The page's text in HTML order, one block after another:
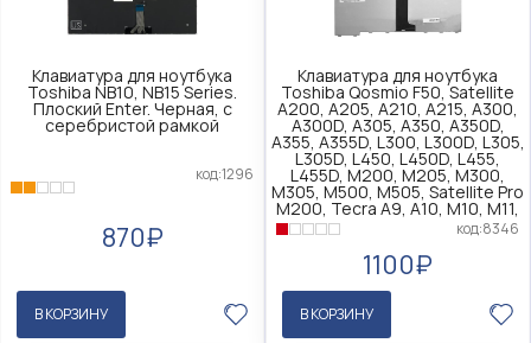
Клавиатура для ноутбука
Toshiba NB10, NB15 Series.
Плоский Enter. Черная, с
серебристой рамкой
код:1296
870₽
В КОРЗИНУ
Клавиатура для ноутбука
Toshiba Qosmio F50, Satellite
A200, A205, A210, A215, A300,
A300D, A305, A350, A350D,
A355, A355D, L300, L300D, L305,
L305D, L450, L450D, L455,
L455D, M200, M205, M300,
M305, M500, M505, Satellite Pro
M200, Tecra A9, A10, M10, M11,
код:8346
1100₽
В КОРЗИНУ